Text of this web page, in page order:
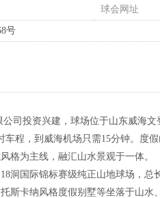
球会网址
号
司投资兴建，球场位于山东威海
程，到威海机场只需15分钟。度
格为主线，融汇山水景观于一体。
洞国际锦标赛级纯正山地球场，
斯卡纳风格度假别墅等坐落于山